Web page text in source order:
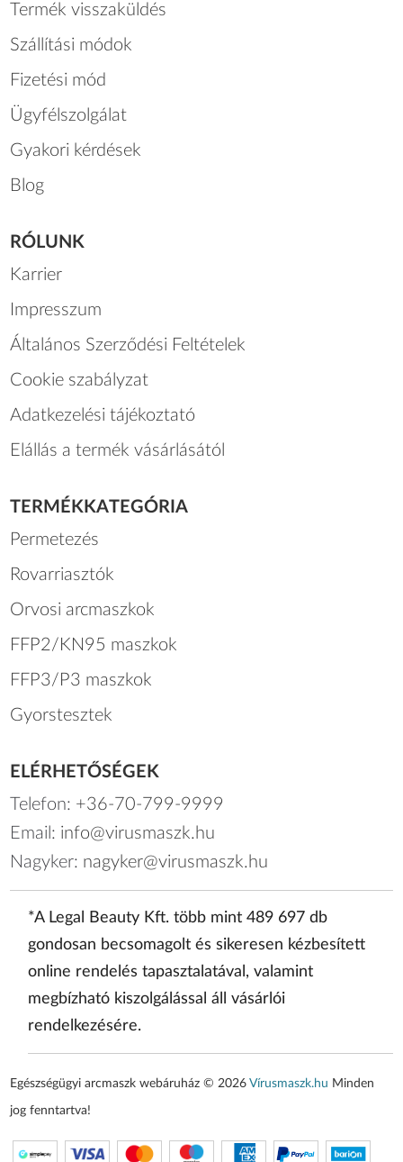
Termék visszaküldés
Szállítási módok
Fizetési mód
Ügyfélszolgálat
Gyakori kérdések
Blog
RÓLUNK
Karrier
Impresszum
Általános Szerződési Feltételek
Cookie szabályzat
Adatkezelési tájékoztató
Elállás a termék vásárlásától
TERMÉKKATEGÓRIA
Permetezés
Rovarriasztók
Orvosi arcmaszkok
FFP2/KN95 maszkok
FFP3/P3 maszkok
Gyorstesztek
ELÉRHETŐSÉGEK
Telefon: +36-70-799-9999
Email: info@virusmaszk.hu
Nagyker: nagyker@virusmaszk.hu
*A Legal Beauty Kft. több mint 489 697 db
gondosan becsomagolt és sikeresen kézbesített
online rendelés tapasztalatával, valamint
megbízható kiszolgálással áll vásárlói
rendelkezésére.
Egészségügyi arcmaszk webáruház © 2026Vírusmaszk.hu Minden
jog fenntartva!